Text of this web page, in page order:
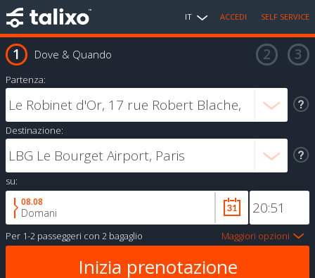
IT ACCEDI SELF SERVICE
Dove & Quando
Partenza:
Destinazione:
su:
08.08
Domani
Per 1-2 passeggeri con 2 bagaglio Maggiori opzioni